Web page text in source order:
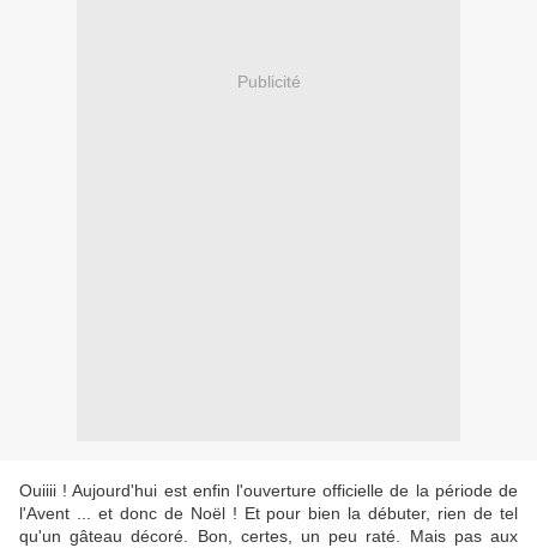
Publicité
Ouiiii ! Aujourd'hui est enfin l'ouverture officielle de la période de
l'Avent ... et donc de Noël ! Et pour bien la débuter, rien de tel
qu'un gâteau décoré. Bon, certes, un peu raté. Mais pas aux